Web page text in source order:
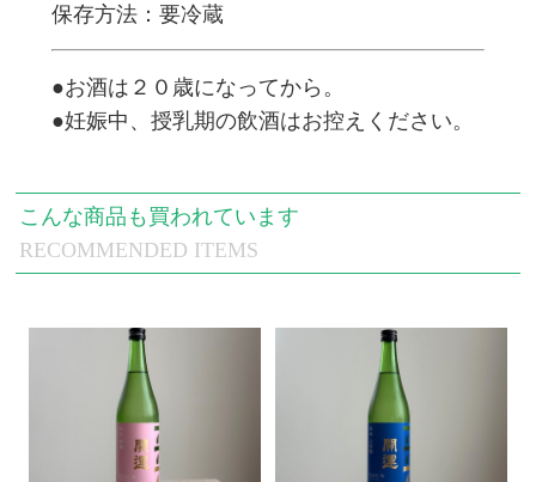
保存方法：要冷蔵
●お酒は２０歳になってから。
●妊娠中、授乳期の飲酒はお控えください。
RECOMMENDED ITEMS
こんな商品も買われています